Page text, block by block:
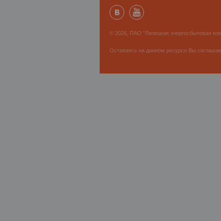
© 2026, ПАО "Липецкая энергосбытовая
Оставаясь на данном ресурсе Вы